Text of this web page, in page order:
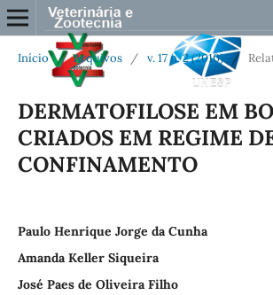
Início / Arquivos / v. 17 n. 2 (2010) /
DERMATOFILOSE EM
CRIADOS EM REGIME
CONFINAMENTO
Paulo Henrique Jorge da Cunha
Amanda Keller Siqueira
José Paes de Oliveira Filho